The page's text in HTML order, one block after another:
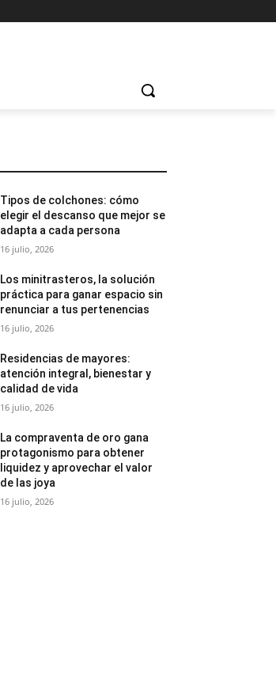
Tipos de colchones: cómo
elegir el descanso que mejor se
adapta a cada persona
16 julio, 2026
Los minitrasteros, la solución
práctica para ganar espacio sin
renunciar a tus pertenencias
16 julio, 2026
Residencias de mayores:
atención integral, bienestar y
calidad de vida
16 julio, 2026
La compraventa de oro gana
protagonismo para obtener
liquidez y aprovechar el valor
de las joya
16 julio, 2026